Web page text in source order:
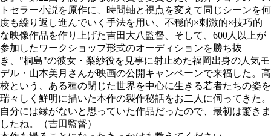
トセラー小説を原作に、時間軸と視点を変えて同じシーンを何
度も繰り返し進んでいく手法を用い、不穏的×刺激的×技巧的
な映像作品を作り上げた吉田大八監督、そして、600人以上が
参加したワークショップ形式のオーディションを勝ち抜
き、"桐島"の彼女・梨紗役を見事に射止めた福岡出身の人気モ
デル・山本美月さんが映画の公開キャンペーンで来福した。高
校という、ある種の閉じた世界を中心に生きる若者たちの姿を
瑞々しく鮮明に描いた本作の製作秘話をお二人に伺ってきた。
自分には縁がないと思っていた作品だったので、最初は驚きま
したね。（吉田監督）